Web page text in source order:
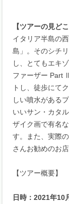
【ツアーの見どこ
イタリア半島の
島」。そのシチ
し、とてもエキ
ファーザー Part
トし、徒歩にて
しい噴水がある
いいサン・カタ
ザイク画で有名
す。また、実際
さんお勧めのお
【ツアー概要】
日時：2021年10